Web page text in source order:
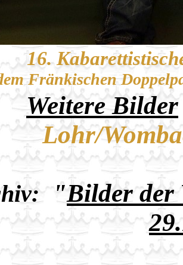
16.
Fränkischen
Weitere Bilder
Lohr/
"Bilder der